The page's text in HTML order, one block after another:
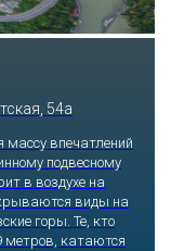
увидит здесь
место в его
Не сосчитать
аттракционов.
корты и